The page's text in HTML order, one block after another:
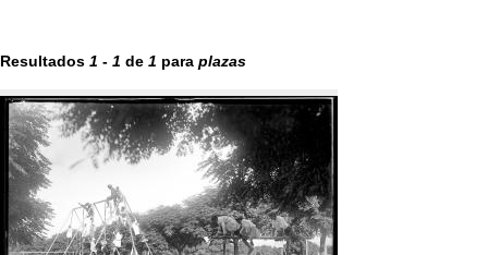
Resultados 1 - 1 de 1 para plazas